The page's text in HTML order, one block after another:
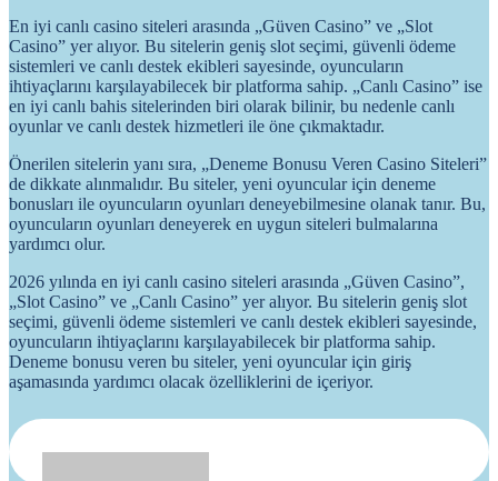
En iyi canlı casino siteleri arasında „Güven Casino” ve „Slot
Casino” yer alıyor. Bu sitelerin geniş slot seçimi, güvenli ödeme
sistemleri ve canlı destek ekibleri sayesinde, oyuncuların
ihtiyaçlarını karşılayabilecek bir platforma sahip. „Canlı Casino” ise
en iyi canlı bahis sitelerinden biri olarak bilinir, bu nedenle canlı
oyunlar ve canlı destek hizmetleri ile öne çıkmaktadır.
Önerilen sitelerin yanı sıra, „Deneme Bonusu Veren Casino Siteleri”
de dikkate alınmalıdır. Bu siteler, yeni oyuncular için deneme
bonusları ile oyuncuların oyunları deneyebilmesine olanak tanır. Bu,
oyuncuların oyunları deneyerek en uygun siteleri bulmalarına
yardımcı olur.
2026 yılında en iyi canlı casino siteleri arasında „Güven Casino”,
„Slot Casino” ve „Canlı Casino” yer alıyor. Bu sitelerin geniş slot
seçimi, güvenli ödeme sistemleri ve canlı destek ekibleri sayesinde,
oyuncuların ihtiyaçlarını karşılayabilecek bir platforma sahip.
Deneme bonusu veren bu siteler, yeni oyuncular için giriş
aşamasında yardımcı olacak özelliklerini de içeriyor.